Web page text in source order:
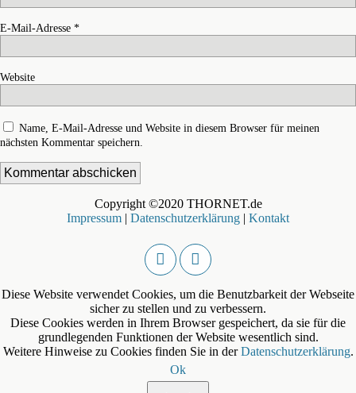
E-Mail-Adresse *
Website
Name, E-Mail-Adresse und Website in diesem Browser für meinen
nächsten Kommentar speichern.
Copyright ©2020 THORNET.de
Impressum | Datenschutzerklärung | Kontakt
Diese Website verwendet Cookies, um die Benutzbarkeit der Webseite
sicher zu stellen und zu verbessern.
Diese Cookies werden in Ihrem Browser gespeichert, da sie für die
grundlegenden Funktionen der Website wesentlich sind.
Weitere Hinweise zu Cookies finden Sie in derDatenschutzerklärung.
Ok